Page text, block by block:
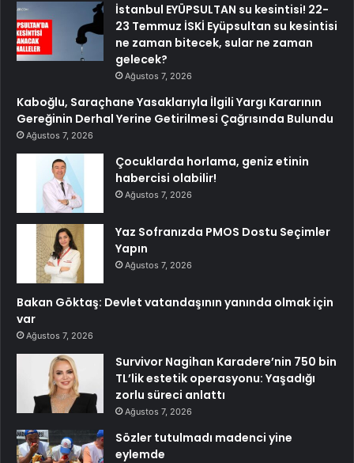
İstanbul EYÜPSULTAN su kesintisi! 22-
23 Temmuz İSKİ Eyüpsultan su kesintisi
ne zaman bitecek, sular ne zaman
gelecek?
Ağustos 7, 2026
Kaboğlu, Saraçhane Yasaklarıyla İlgili Yargı Kararının
Gereğinin Derhal Yerine Getirilmesi Çağrısında Bulundu
Ağustos 7, 2026
Çocuklarda horlama, geniz etinin
habercisi olabilir!
Ağustos 7, 2026
Yaz Sofranızda PMOS Dostu Seçimler
Yapın
Ağustos 7, 2026
Bakan Göktaş: Devlet vatandaşının yanında olmak için
var
Ağustos 7, 2026
Survivor Nagihan Karadere’nin 750 bin
TL’lik estetik operasyonu: Yaşadığı
zorlu süreci anlattı
Ağustos 7, 2026
Sözler tutulmadı madenci yine
eylemde